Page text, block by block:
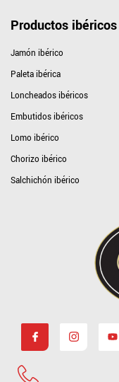
Productos ibéricos
Jamón ibérico
Paleta ibérica
Loncheados ibéricos
Embutidos ibéricos
Lomo ibérico
Chorizo ibérico
Salchichón ibérico